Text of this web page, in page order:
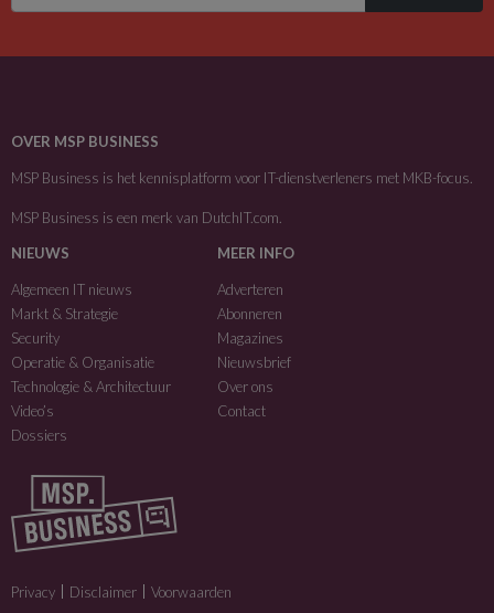
OVER MSP BUSINESS
MSP Business is het kennisplatform voor IT-dienstverleners met MKB-focus.
MSP Business is een merk van DutchIT.com.
NIEUWS
Algemeen IT nieuws
Markt & Strategie
Security
Operatie & Organisatie
Technologie & Architectuur
Video’s
Dossiers
MEER INFO
Adverteren
Abonneren
Magazines
Nieuwsbrief
Over ons
Contact
Privacy Disclaimer Voorwaarden